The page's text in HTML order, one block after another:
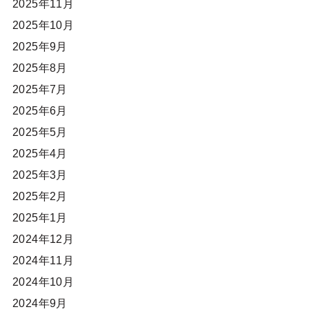
2025年11月
2025年10月
2025年9月
2025年8月
2025年7月
2025年6月
2025年5月
2025年4月
2025年3月
2025年2月
2025年1月
2024年12月
2024年11月
2024年10月
2024年9月